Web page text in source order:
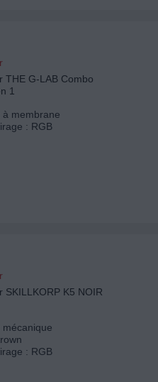
THE G-LAB Combo
1
à membrane
: RGB
SKILLKORP K5 NOIR
mécanique
: RGB